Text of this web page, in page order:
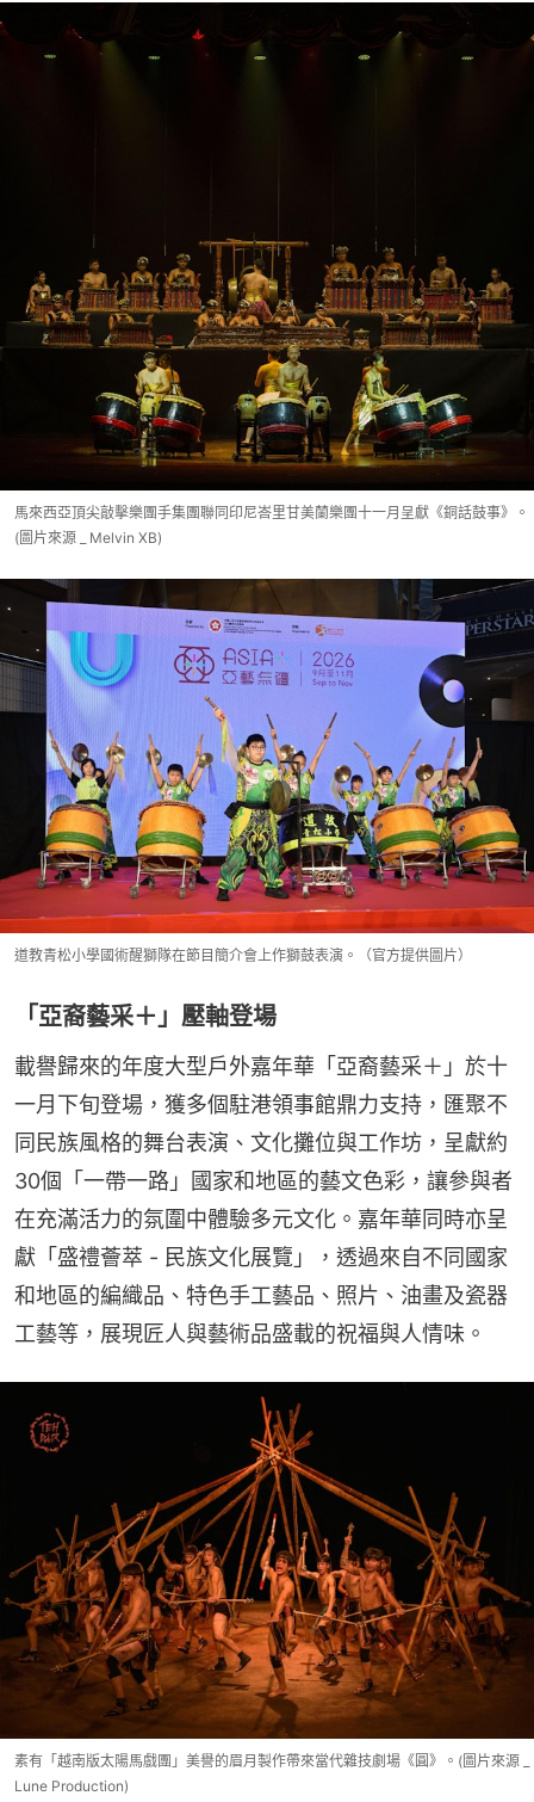
馬來西亞頂尖敲擊樂團手集團聯同印尼峇里甘美蘭樂團十一月呈獻《銅話鼓事》。
(圖片來源 _ Melvin XB)
道教青松小學國術醒獅隊在節目簡介會上作獅鼓表演。（官方提供圖片）
「亞裔藝采＋」壓軸登場
載譽歸來的年度大型戶外嘉年華「亞裔藝采＋」於十
一月下旬登場，獲多個駐港領事館鼎力支持，匯聚不
同民族風格的舞台表演、文化攤位與工作坊，呈獻約
30個「一帶一路」國家和地區的藝文色彩，讓參與者
在充滿活力的氛圍中體驗多元文化。嘉年華同時亦呈
獻「盛禮薈萃 - 民族文化展覽」，透過來自不同國家
和地區的編織品、特色手工藝品、照片、油畫及瓷器
工藝等，展現匠人與藝術品盛載的祝福與人情味。
素有「越南版太陽馬戲團」美譽的眉月製作帶來當代雜技劇場《圓》。(圖片來源 _
Lune Production)